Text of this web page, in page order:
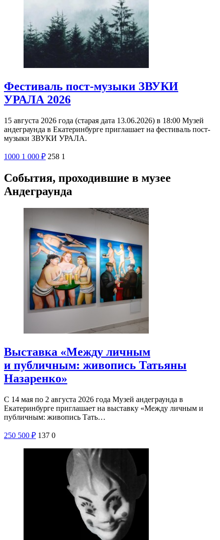
Фестиваль пост-музыки ЗВУКИ
УРАЛА 2026
15 августа 2026 года (старая дата 13.06.2026) в 18:00 Музей
андеграунда в Екатеринбурге приглашает на фестиваль пост-
музыки ЗВУКИ УРАЛА.
1000 1 000 ₽ 258 1
События, проходившие в музее
Андеграунда
Выставка «Между личным
и публичным: живопись Татьяны
Назаренко»
С 14 мая по 2 августа 2026 года Музей андеграунда в
Екатеринбурге приглашает на выставку «Между личным и
публичным: живопись Тать…
250 500 ₽ 137 0